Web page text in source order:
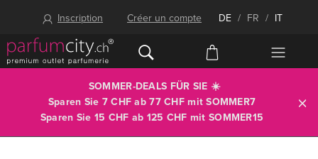
Inscription Créer un compte DE / FR / IT
SOMMER-DEALS FÜR SIE ☀️
Sparen Sie 7 CHF ab 77 CHF mitSOMMER7
Sparen Sie 15 CHF ab 125 CHF mit SOMMER15